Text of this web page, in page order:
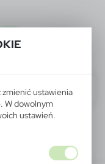
ustawienia
W dowolnym
ustawień.